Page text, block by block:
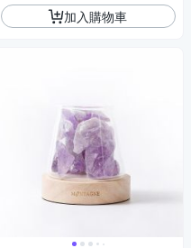
加入購物車